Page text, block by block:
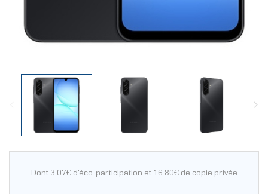
Dont 3.07€ d'éco-participation et 16.80€ de copie privée